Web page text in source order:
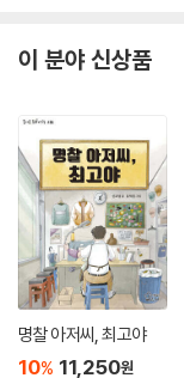
이 분야 신상품
명찰 아저씨, 최고야
10% 11,250원